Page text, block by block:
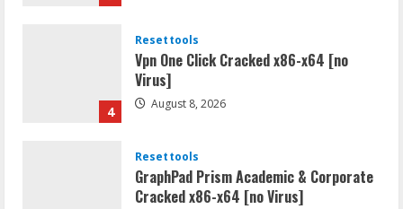
4
Resettools
Vpn One Click Cracked x86-x64 [no
Virus]
August 8, 2026
Resettools
GraphPad Prism Academic & Corporate
Cracked x86-x64 [no Virus]